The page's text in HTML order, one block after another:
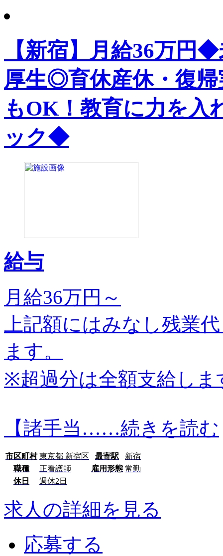
【新宿】月給36万円
厚生◎育休産休・復
もOK！教育に力を入
ック◆
給与
月給36万円～
上記額にはみなし残業
ます。
※超過分は全額支給しま
【諸手当……続きを読む
市区町村 東京都 新宿区 最寄駅
新宿
職種
正看護師 雇用形態 常勤
休日
週休2日
求人の詳細を見る
応募する